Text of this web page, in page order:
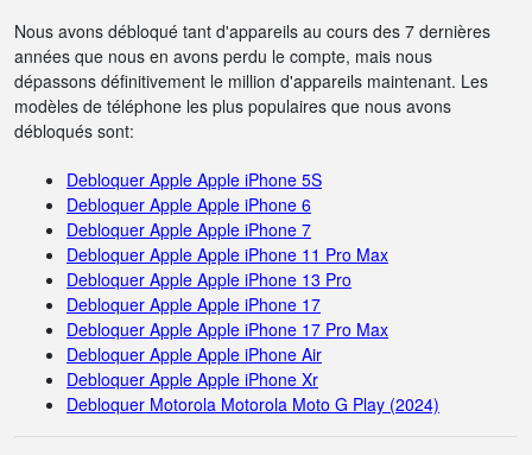
Nous avons débloqué tant d'appareils au cours des 7 dernières
années que nous en avons perdu le compte, mais nous
dépassons définitivement le million d'appareils maintenant. Les
modèles de téléphone les plus populaires que nous avons
débloqués sont:
Debloquer Apple Apple iPhone 5S
Debloquer Apple Apple iPhone 6
Debloquer Apple Apple iPhone 7
Debloquer Apple Apple iPhone 11 Pro Max
Debloquer Apple Apple iPhone 13 Pro
Debloquer Apple Apple iPhone 17
Debloquer Apple Apple iPhone 17 Pro Max
Debloquer Apple Apple iPhone Air
Debloquer Apple Apple iPhone Xr
Debloquer Motorola Motorola Moto G Play (2024)